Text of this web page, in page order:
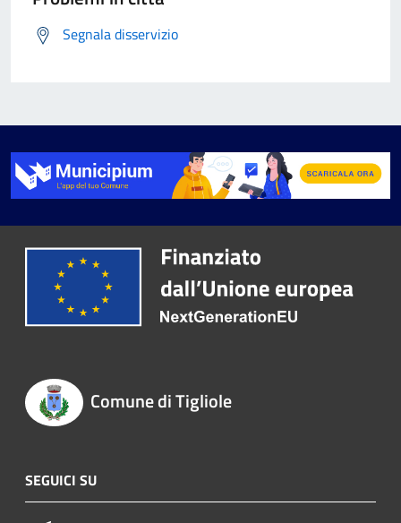
Segnala disservizio
Comune di Tigliole
SEGUICI SU